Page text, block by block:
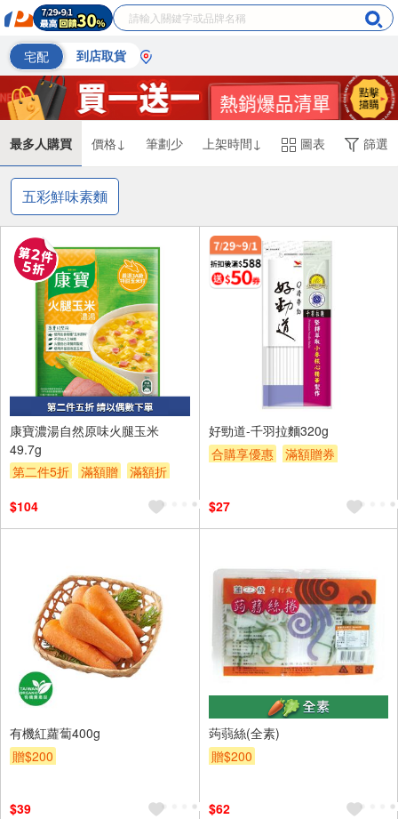
宅配 到店取貨
最多人購買 價格↓ 筆劃少 上架時間↓ 圖表 篩選
五彩鮮味素麵
康寶濃湯自然原味火腿玉米
49.7g
第二件5折
滿額贈
滿額折
$104
好勁道-千羽拉麵320g
合購享優惠
滿額贈券
$27
有機紅蘿蔔400g
贈$200
$39
蒟蒻絲(全素)
贈$200
$62